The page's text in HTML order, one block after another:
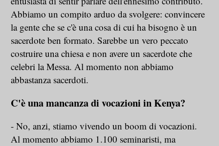
Abbiamo un compito arduo da svolgere: convincere
la gente che se c'è una cosa di cui ha bisogno è un
sacerdote ben formato. Sarebbe un vero peccato
costruire una chiesa e non avere un sacerdote che
celebri la Messa. Al momento non abbiamo
abbastanza sacerdoti.
C'è una mancanza di vocazioni in Kenya?
- No, anzi, stiamo vivendo un boom di vocazioni.
Al momento abbiamo 1.100 seminaristi, ma